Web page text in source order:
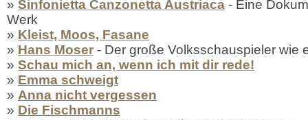
» Sinfonietta Canzonetta Austriaca - Eine
Werk
» Kleist, Moos, Fasane
» Hans Moser - Der große Volksschauspieler wie
» Schau mich an, wenn ich mit dir rede!
» Emma schweigt
» Anna nicht vergessen
» Die Fischmanns